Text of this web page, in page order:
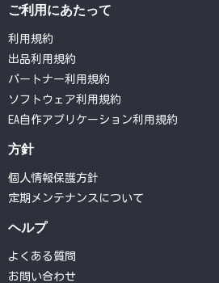
ご利用にあたって
利用規約
出品利用規約
パートナー利用規約
ソフトウェア利用規約
EA自作アプリケーション利用規約
方針
個人情報保護方針
定期メンテナンスについて
ヘルプ
よくある質問
お問い合わせ